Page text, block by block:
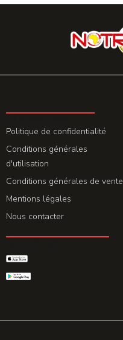
Politique de confidentialité
Conditions générales
d'utilisation
Conditions générales de vente
Mentions légales
Nous contacter